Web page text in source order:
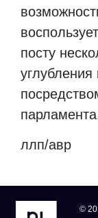
посту
ллп/авр
©